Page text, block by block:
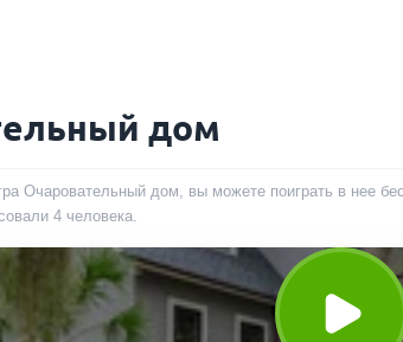
дом
Очаровательный дом, вы можете поиграть в нее
4 человека.